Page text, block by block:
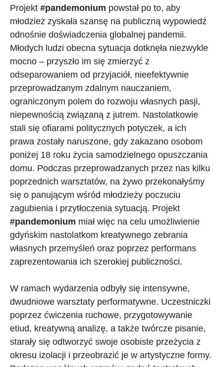
Projekt #pandemonium powstał po to, aby
młodzież zyskała szansę na publiczną wypowiedź
odnośnie doświadczenia globalnej pandemii.
Młodych ludzi obecna sytuacja dotknęła niezwykle
mocno – przyszło im się zmierzyć z
odseparowaniem od przyjaciół, nieefektywnie
przeprowadzanym zdalnym nauczaniem,
ograniczonym polem do rozwoju własnych pasji,
niepewnością związaną z jutrem. Nastolatkowie
stali się ofiarami politycznych potyczek, a ich
prawa zostały naruszone, gdy zakazano osobom
poniżej 18 roku życia samodzielnego opuszczania
domu. Podczas przeprowadzanych przez nas kilku
poprzednich warsztatów, na żywo przekonałyśmy
się o panującym wśród młodzieży poczuciu
zagubienia i przytłoczenia sytuacją. Projekt
#pandemonium miał więc na celu umożliwienie
gdyńskim nastolatkom kreatywnego zebrania
własnych przemyśleń oraz poprzez performans
zaprezentowania ich szerokiej publiczności.
W ramach wydarzenia odbyły się intensywne,
dwudniowe warsztaty performatywne. Uczestniczki
poprzez ćwiczenia ruchowe, przygotowywanie
etiud, kreatywną analizę, a także twórcze pisanie,
starały się odtworzyć swoje osobiste przeżycia z
okresu izolacji i przeobrazić je w artystyczne formy.